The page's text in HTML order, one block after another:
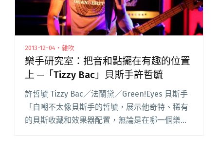
2013-12-04・雜吹
樂手研究室：把音和點擺在有趣的位置
上 ─「Tizzy Bac」貝斯手許哲毓
許哲毓 Tizzy Bac／法蘭黛／Green!Eyes 貝斯手
「自嘲不太像貝斯手的哲毓，展示他奇特、稀有
的貝斯收藏和效果器配置，無論是在哪一個樂團
裡，你都可以看到哲毓他陶醉在音樂裡、貝斯聲